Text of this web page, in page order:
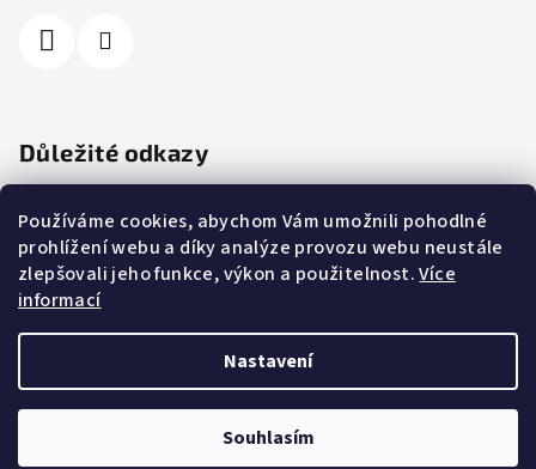
Používáme cookies, abychom Vám umožnili pohodlné
prohlížení webu a díky analýze provozu webu neustále
zlepšovali jeho funkce, výkon a použitelnost.Více
informací
Nastavení
Souhlasím
Důležité odkazy
Cookies
Obchodní podmínky
Reklamace a vrácení zboží